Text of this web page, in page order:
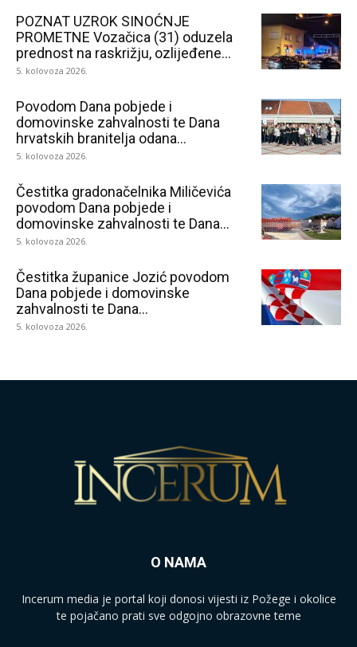
POZNAT UZROK SINOĆNJE
PROMETNE Vozačica (31) oduzela
prednost na raskrižju, ozlijeđene...
5. kolovoza 2026.
Povodom Dana pobjede i
domovinske zahvalnosti te Dana
hrvatskih branitelja odana...
5. kolovoza 2026.
Čestitka gradonačelnika Miličevića
povodom Dana pobjede i
domovinske zahvalnosti te Dana...
5. kolovoza 2026.
Čestitka županice Jozić povodom
Dana pobjede i domovinske
zahvalnosti te Dana...
5. kolovoza 2026.
O NAMA
Incerum media je portal koji donosi vijesti iz Požege i okolice
te pojačano prati sve odgojno obrazovne teme